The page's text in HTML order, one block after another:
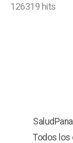
126319 hits
Todos los